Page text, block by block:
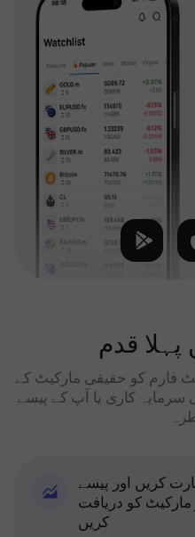
قدم
فارم کو حقیقی مارکیٹ کے
سرمایہ کاری یا آپ کے پیسے
کریں اور پیسے
کو دریافت
کریں